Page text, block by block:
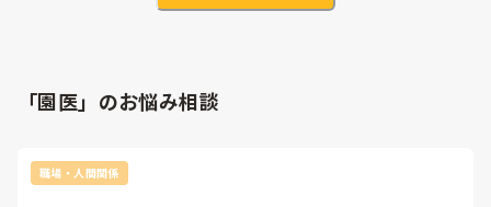
「園医」のお悩み相談
職場・人間関係